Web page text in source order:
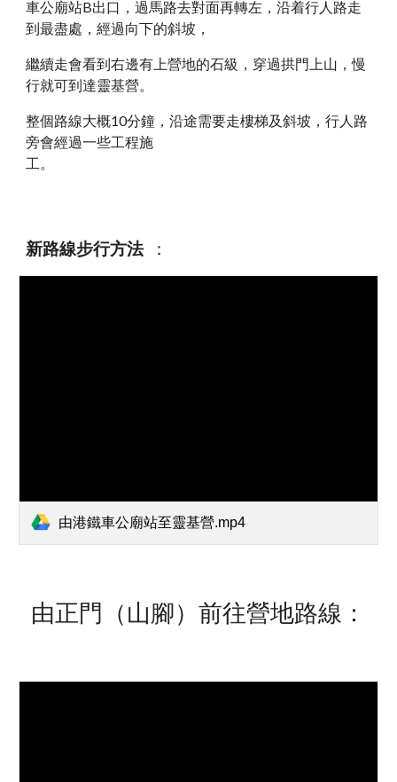
車公廟站B出口，過馬路去對面再轉左，沿着行人路走
到最盡處，經過向下的斜坡，
繼續走會看到右邊有 上營地的石級，穿過拱門上山，慢
行就可到達靈基營。
整個路線大概10分鐘，沿途需要走樓梯及斜坡，行人路
旁會經過一些工程施
工 。
新路線步行方法：
由港鐵車公廟站至靈基營.mp4
由正門（山腳）前往營地路線：